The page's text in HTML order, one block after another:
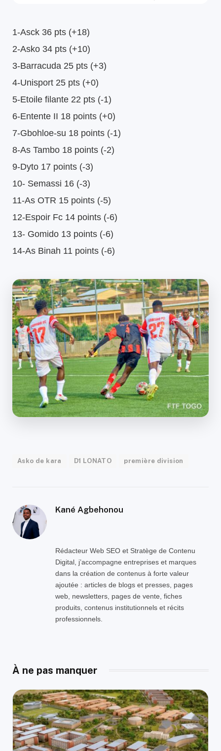
1-Asck 36 pts (+18)
2-Asko 34 pts (+10)
3-Barracuda 25 pts (+3)
4-Unisport 25 pts (+0)
5-Etoile filante 22 pts (-1)
6-Entente II 18 points (+0)
7-Gbohloe-su 18 points (-1)
8-As Tambo 18 points (-2)
9-Dyto 17 points (-3)
10- Semassi 16 (-3)
11-As OTR 15 points (-5)
12-Espoir Fc 14 points (-6)
13- Gomido 13 points (-6)
14-As Binah 11 points (-6)
Asko de kara D1 LONATO première division
Kané Agbehonou
Rédacteur Web SEO et Stratège de Contenu
Digital, j’accompagne entreprises et marques
dans la création de contenus à forte valeur
ajoutée : articles de blogs et presses, pages
web, newsletters, pages de vente, fiches
produits, contenus institutionnels et récits
professionnels.
À ne pas manquer